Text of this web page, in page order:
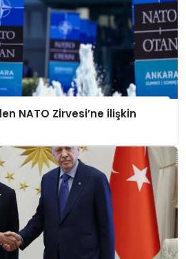
NATO Zirvesi’ne ilişkin